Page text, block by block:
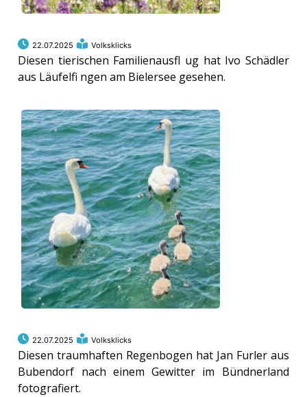
22.07.2025 Volksklicks
Diesen tierischen Familienausfl ug hat Ivo Schädler
aus Läufelfi ngen am Bielersee gesehen.
22.07.2025 Volksklicks
Diesen traumhaften Regenbogen hat Jan Furler aus
Bubendorf nach einem Gewitter im Bündnerland
fotografiert.